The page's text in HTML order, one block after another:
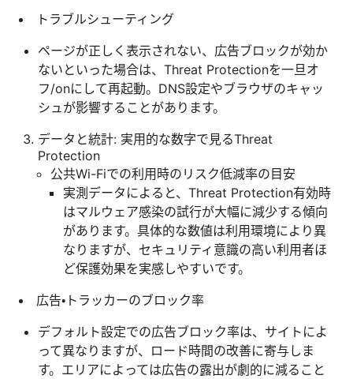
トラブルシューティング
ページが正しく表示されない、広告ブロックが効か
ないといった場合は、Threat Protectionを一旦オ
フ/onにして再起動。DNS設定やブラウザのキャッ
シュが影響することがあります。
データと統計: 実用的な数字で見るThreat
Protection
公共Wi-Fiでの利用時のリスク低減率の目安
実測データによると、Threat Protection有効時
はマルウェア感染の試行が大幅に減少する傾向
があります。具体的な数値は利用環境により異
なりますが、セキュリティ意識の高い利用者ほ
ど保護効果を実感しやすいです。
広告・トラッカーのブロック率
デフォルト設定での広告ブロック率は、サイトによ
って異なりますが、ロード時間の改善に寄与しま
す。エリアによっては広告の露出が劇的に減ること